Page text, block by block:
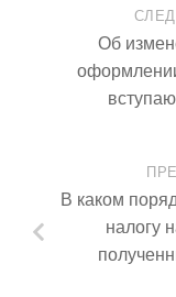
Об
В каком
налогу